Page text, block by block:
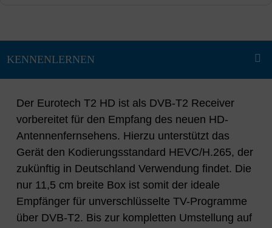
Der Eurotech T2 HD ist als DVB-T2 Receiver
vorbereitet für den Empfang des neuen HD-
Antennenfernsehens. Hierzu unterstützt das
Gerät den Kodierungsstandard HEVC/H.265, der
zukünftig in Deutschland Verwendung findet. Die
nur 11,5 cm breite Box ist somit der ideale
Empfänger für unverschlüsselte TV-Programme
über DVB-T2. Bis zur kompletten Umstellung auf